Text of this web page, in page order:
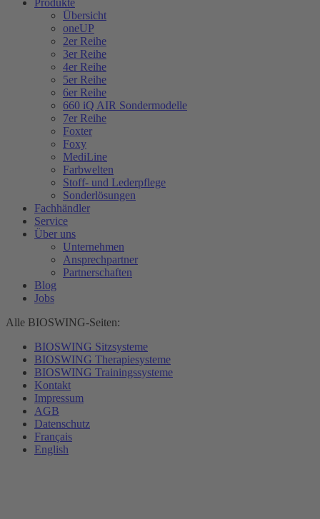
Produkte
Übersicht
oneUP
2er Reihe
3er Reihe
4er Reihe
5er Reihe
6er Reihe
660 iQ AIR Sondermodelle
7er Reihe
Foxter
Foxy
MediLine
Farbwelten
Stoff- und Lederpflege
Sonderlösungen
Fachhändler
Service
Über uns
Unternehmen
Ansprechpartner
Partnerschaften
Blog
Jobs
Alle BIOSWING-Seiten:
BIOSWING Sitzsysteme
BIOSWING Therapiesysteme
BIOSWING Trainingssysteme
Kontakt
Impressum
AGB
Datenschutz
Français
English